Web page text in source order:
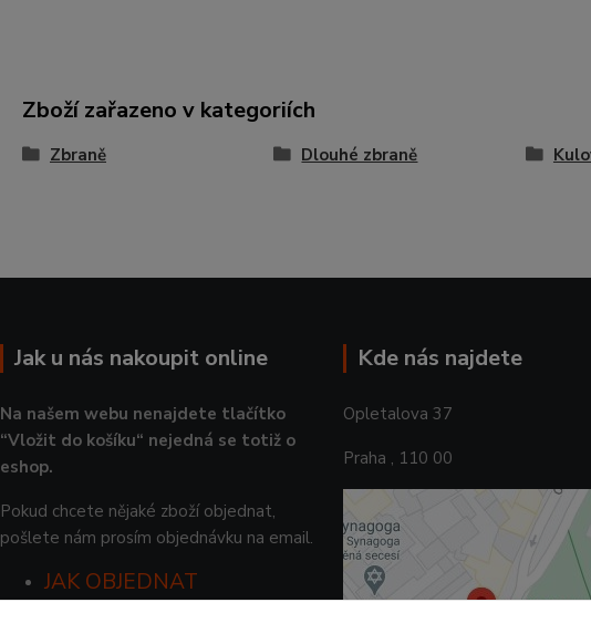
Zboží zařazeno v kategoriích
Zbraně Dlouhé zbraně
Jak u nás nakoupit online
Na našem webu nenajdete tlačítko
“Vložit do košíku“ nejedná se totiž o
eshop.
Pokud chcete nějaké zboží objednat,
pošlete nám prosím objednávku na email.
JAK OBJEDNAT
Kde nás najdete
Opletalova 37
Praha , 110 00